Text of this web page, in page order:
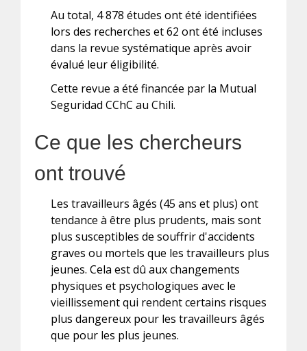
Au total, 4 878 études ont été identifiées
lors des recherches et 62 ont été incluses
dans la revue systématique après avoir
évalué leur éligibilité.
Cette revue a été financée par la Mutual
Seguridad CChC au Chili.
Ce que les chercheurs
ont trouvé
Les travailleurs âgés (45 ans et plus) ont
tendance à être plus prudents, mais sont
plus susceptibles de souffrir d'accidents
graves ou mortels que les travailleurs plus
jeunes. Cela est dû aux changements
physiques et psychologiques avec le
vieillissement qui rendent certains risques
plus dangereux pour les travailleurs âgés
que pour les plus jeunes.